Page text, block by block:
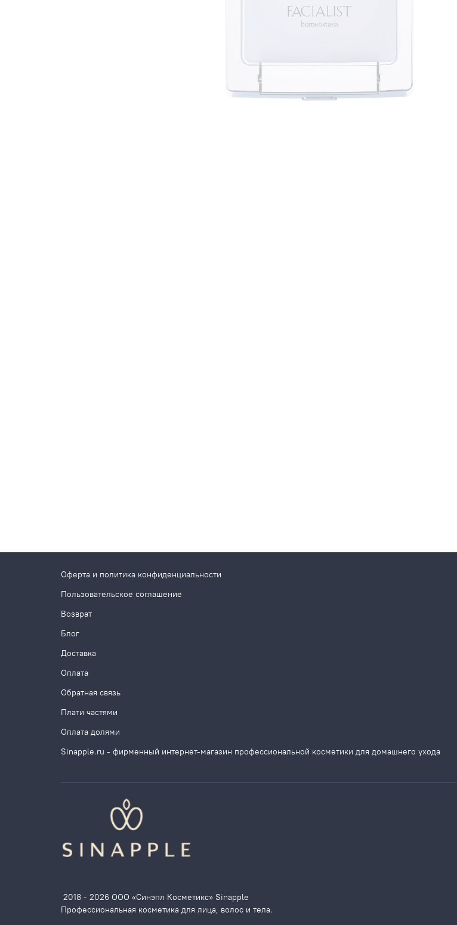
Оферта и политика конфиденциальности
Пользовательское соглашение
Возврат
Блог
Доставка
Оплата
Обратная связь
Плати частями
Оплата долями
Sinapple.ru - фирменный интернет-магазин профессиональной косметики для домашнего ухода
2018 - 2026 ООО «Синэпл Косметикс» Sinapple
Профессиональная косметика для лица, волос и тела.